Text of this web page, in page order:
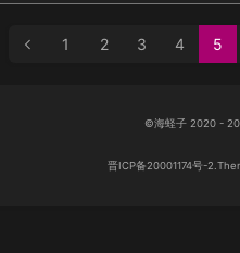
1 2 3 4 5
©海蛏子 2020 -
晋ICP备20001174号-2.